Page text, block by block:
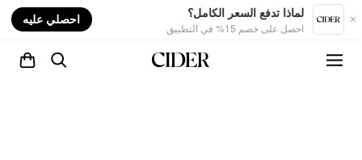
لماذا تدفع السعر الكامل؟
احصل على خصم 15% في التطبيق
احصلي عليه